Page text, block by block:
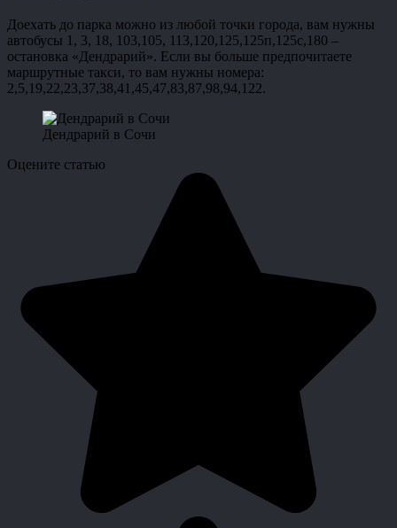
Доехать до парка можно из любой точки города, вам нужны
автобусы 1, 3, 18, 103,105, 113,120,125,125п,125с,180 –
остановка «Дендрарий». Если вы больше предпочитаете
маршрутные такси, то вам нужны номера:
2,5,19,22,23,37,38,41,45,47,83,87,98,94,122.
Дендрарий в Сочи
Оцените статью